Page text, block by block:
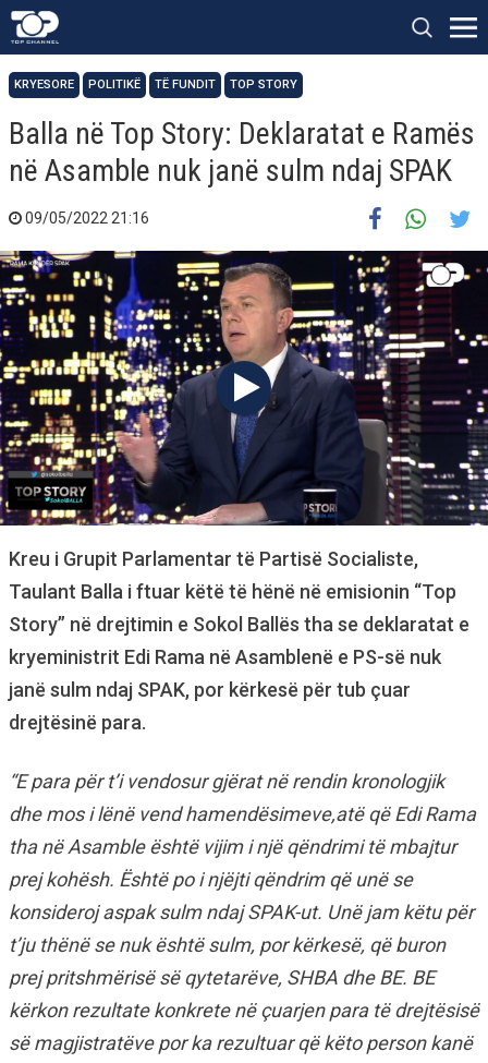
KRYESORE POLITIKË TË FUNDIT TOP STORY
Balla në Top Story: Deklaratat e Ramës
në Asamble nuk janë sulm ndaj SPAK
09/05/2022 21:16
Kreu i Grupit Parlamentar të Partisë Socialiste,
Taulant Balla i ftuar këtë të hënë në emisionin “Top
Story” në drejtimin e Sokol Ballës tha se deklaratat e
kryeministrit Edi Rama në Asamblenë e PS-së nuk
janë sulm ndaj SPAK, por kërkesë për tub çuar
drejtësinë para.
“E para për t’i vendosur gjërat në rendin kronologjik
dhe mos i lënë vend hamendësimeve,atë që Edi Rama
tha në Asamble është vijim i një qëndrimi të mbajtur
prej kohësh. Është po i njëjti qëndrim që unë se
konsideroj aspak sulm ndaj SPAK-ut. Unë jam këtu për
t’ju thënë se nuk është sulm, por kërkesë, që buron
prej pritshmërisë së qytetarëve, SHBA dhe BE. BE
kërkon rezultate konkrete në çuarjen para të drejtësisë
së magjistratëve por ka rezultuar që këto person kanë